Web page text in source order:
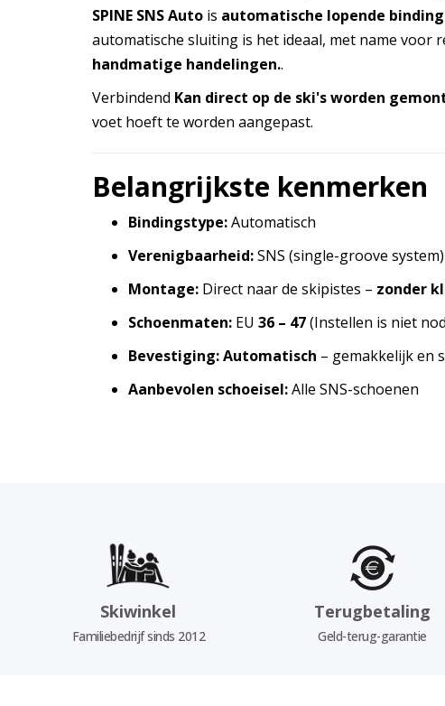
SPINE SNS Auto is automatische lopende binding
automatische sluiting is het ideaal, met name voor
handmatige handelingen..
Verbindend Kan direct op de ski's worden
voet hoeft te worden aangepast.
Belangrijkste kenmerken
Bindingstype:Automatisch
Verenigbaarheid:SNS (single-groove system)
Montage: Direct naar de skipistes – zonder
Schoenmaten: EU 36 – 47(Instellen is niet
Bevestiging:Automatisch – gemakkelijk en
Aanbevolen schoeisel:Alle SNS-schoenen
Skiwinkel
Familiebedrijf sinds 2012
Terugbetaling
Geld-terug-garantie